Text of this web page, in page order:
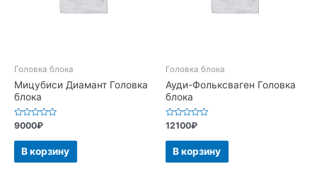
Головка блока
Мицубиси Диамант Головка
блока
Оценка
из
9000₽
В корзину
Головка блока
Ауди-Фольксваген Головка
блока
Оценка
из
12100₽
В корзину